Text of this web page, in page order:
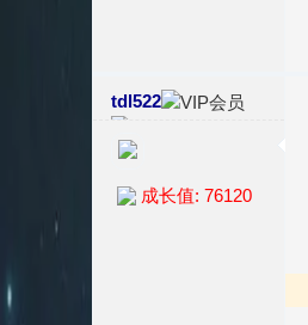
tdl522
成长值: 76120